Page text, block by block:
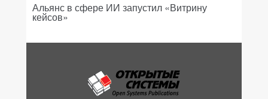
Альянс в сфере ИИ запустил «Витрину
кейсов»